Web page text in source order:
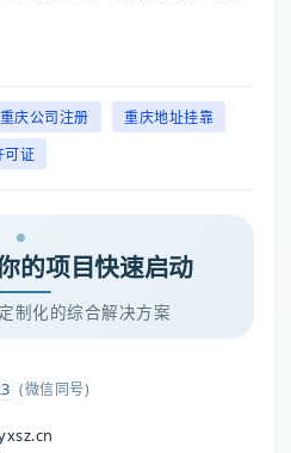
重庆公司注册
重庆地址挂靠
可证
的项目快速启动
制化的综合解决方案
(微信同号)